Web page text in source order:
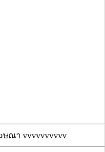
ษณา vvvvvvvvvv